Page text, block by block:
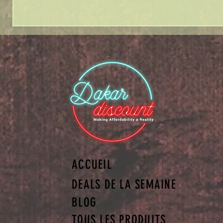
ACCUEIL
DEALS DE LA SEMAINE
BLOG
TOUS LES PRODUITS